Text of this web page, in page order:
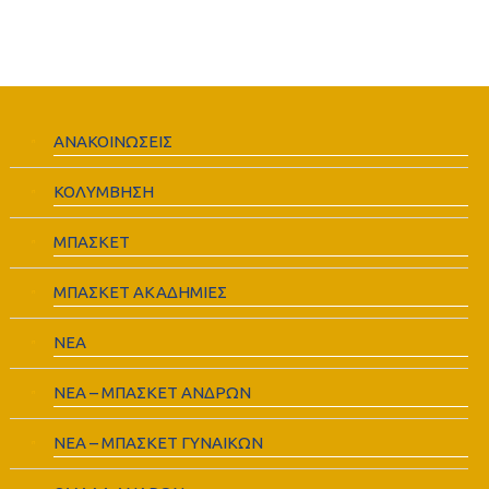
ΑΝΑΚΟΙΝΩΣΕΙΣ
ΚΟΛΥΜΒΗΣΗ
ΜΠΑΣΚΕΤ
ΜΠΑΣΚΕΤ ΑΚΑΔΗΜΙΕΣ
ΝΕΑ
ΝΕΑ – ΜΠΑΣΚΕΤ ΑΝΔΡΩΝ
ΝΕΑ – ΜΠΑΣΚΕΤ ΓΥΝΑΙΚΩΝ